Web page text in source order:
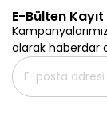
E-Bülten Kayıt
olarak haberdar